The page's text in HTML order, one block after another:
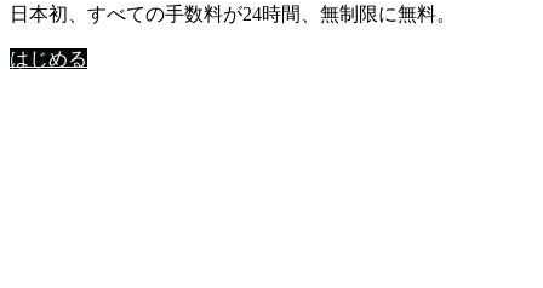
日本初、すべての手数料が24時間、無制限に無料。
はじめる